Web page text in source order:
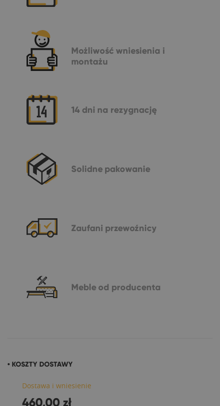
Możliwość wniesienia i
montażu
14 dni na rezygnację
Solidne pakowanie
Zaufani przewoźnicy
Meble od producenta
• KOSZTY DOSTAWY
Dostawa i wniesienie
460,00 zł